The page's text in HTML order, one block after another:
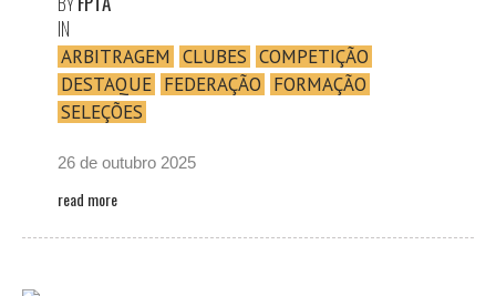
IN
ARBITRAGEM CLUBES COMPETIÇÃO
DESTAQUE FEDERAÇÃO FORMAÇÃO
SELEÇÕES
26 de outubro 2025
read more